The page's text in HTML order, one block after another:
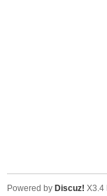
Powered by Discuz! X3.4